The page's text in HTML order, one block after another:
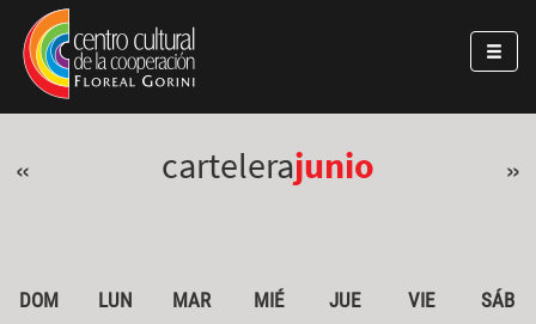
Pasar al contenido principal
Jump to main content
« cartelerajunio »
DOM LUN MAR MIÉ JUE VIE
SÁB